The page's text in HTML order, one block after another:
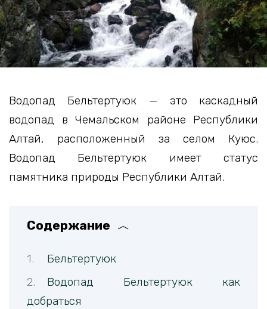
Водопад Бельтертуюк — это каскадный
водопад в Чемальском районе Республики
Алтай, расположенный за селом Куюс.
Водопад Бельтертуюк имеет статус
памятника природы Республики Алтай.
Содержание
Бельтертуюк
Водопад Бельтертуюк как
добраться